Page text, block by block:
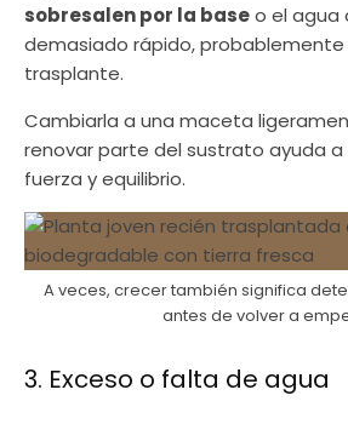
sobresalen por la baseo el agua
demasiado rápido,
trasplante.
Cambiarla a una maceta
renovar parte del sustrato ayuda
fuerza y equilibrio.
A veces, crecer también significa
antes de volver a
3. Exceso o falta de agua